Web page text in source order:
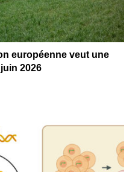
européenne veut une
2026